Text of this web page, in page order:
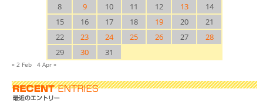
8
9 10 11 12 13
14
15
16 17 18 19 20
21
22
23 24 25 26 27
28
29
30 31
« 2 Feb 4 Apr »